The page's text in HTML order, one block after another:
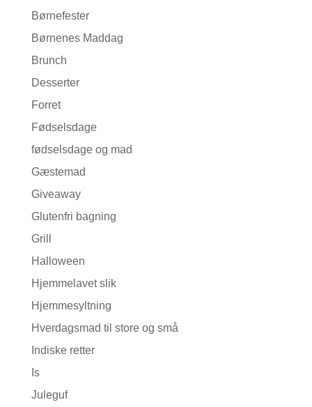
Børnefester
Børnenes Maddag
Brunch
Desserter
Forret
Fødselsdage
fødselsdage og mad
Gæstemad
Giveaway
Glutenfri bagning
Grill
Halloween
Hjemmelavet slik
Hjemmesyltning
Hverdagsmad til store og små
Indiske retter
Is
Juleguf